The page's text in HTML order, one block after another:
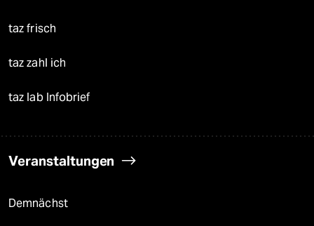
taz frisch
taz zahl ich
taz lab Infobrief
Veranstaltungen
Demnächst